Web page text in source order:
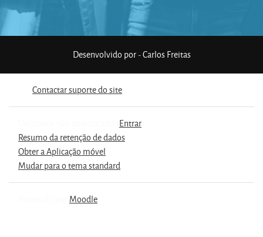
Desenvolvido por - Carlos Freitas
Contactar suporte do site
Entrar
Resumo da retenção de dados
Obter a Aplicação móvel
Mudar para o tema standard
Moodle